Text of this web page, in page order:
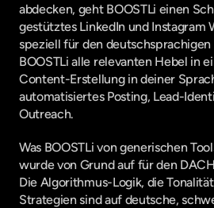
abdecken, geht BOOSTLi einen
gestütztes LinkedIn und Instagram
speziell für den
BOOSTLi alle relevanten Hebel in
Content-Erstellung in deiner
automatisiertes Posting, Lead-
Outreach.
Was BOOSTLi von generischen
wurde von Grund auf für den
Die Algorithmus-Logik, die
Strategien sind auf deutsche,